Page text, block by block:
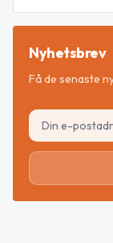
Nyhetsbrev
Få de senaste